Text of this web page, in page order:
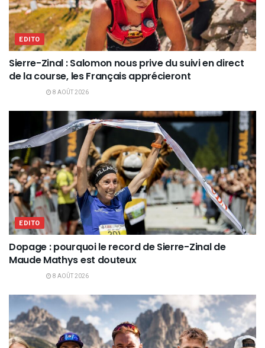
EDITO
Sierre-Zinal : Salomon nous prive du suivi en direct
de la course, les Français apprécieront
8 AOÛT 2026
EDITO
Dopage : pourquoi le record de Sierre-Zinal de
Maude Mathys est douteux
8 AOÛT 2026